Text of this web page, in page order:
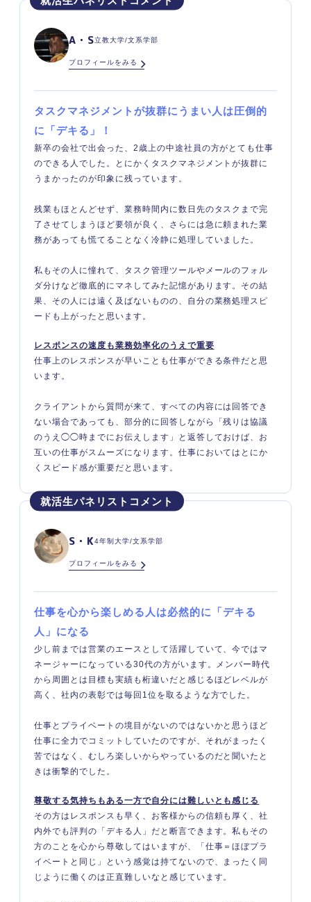
A・S立教大学/文系学部
プロフィールをみる
タスクマネジメントが抜群にうまい人は圧倒的
に「デキる」
！
新卒の会社で出会った、2歳上の中途社員の方がとても仕事
のできる人でした。とにかくタスクマネジメントが抜群に
うまかったのが印象に残っています。
残業もほとんどせず、業務時間内に数日先のタスクまで完
了させてしまうほど要領が良く、さらには急に頼まれた業
務があっても慌てることなく冷静に処理していました。
私もその人に憧れて、タスク管理ツールやメールのフォル
ダ分けなど徹底的にマネしてみた記憶があります。その結
果、その人には遠く及ばないものの、自分の業務処理スピ
ードも上がったと思います。
レスポンスの速度も業務効率化のうえで重要
仕事上のレスポンスが早いことも仕事ができる条件だと思
います。
クライアントから質問が来て、すべての内容には回答でき
ない場合であっても、部分的に回答しながら「残りは協議
のうえ◯◯時までにお伝えします」と返答しておけば、お
互いの仕事がスムーズになります。仕事においてはとにか
くスピード感が重要だと思います。
S・K4年制大学/文系学部
プロフィールをみる
仕事を心から楽しめる人は必然的に「デキる
人」になる
少し前までは営業のエースとして活躍していて、今ではマ
ネージャーになっている30代の方がいます。メンバー時代
から周囲とは目標も実績も桁違いだと感じるほどレベルが
高く、社内の表彰では毎回1位を取るような方でした。
仕事とプライベートの境目がないのではないかと思うほど
仕事に全力でコミットしていたのですが、それがまったく
苦ではなく、むしろ楽しいからやっているのだと聞いたと
きは衝撃的でした。
尊敬する気持ちもある一方で自分には難しいとも感じる
その方はレスポンスも早く、お客様からの信頼も厚く、社
内外でも評判の「デキる人」だと断言できます。私もその
方のことを心から尊敬してはいますが、「仕事＝ほぼプラ
イベートと同じ」という感覚は持てないので、まったく同
じように働くのは正直難しいなと感じています。